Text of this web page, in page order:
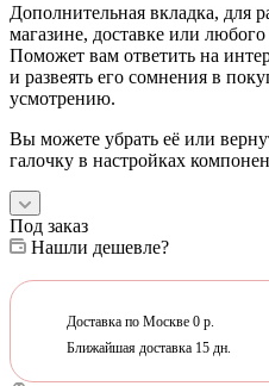
Дополнительная вкладка, для
магазине, доставке или
Поможет вам ответить на
и развеять его сомнения в
усмотрению.
Вы можете убрать её или
галочку в настройках
Под заказ
Нашли дешевле?
Доставка по Москве 0 р.
Ближайшая доставка 15 дн.